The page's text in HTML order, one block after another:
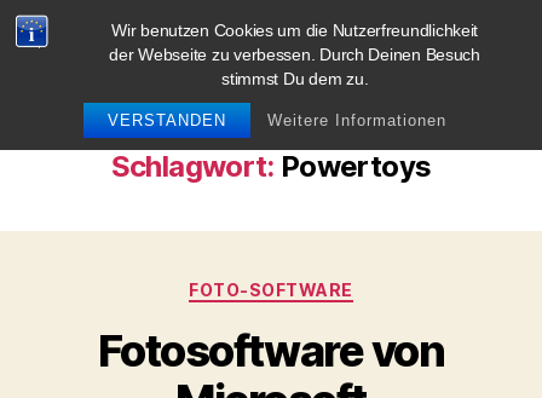
Wir benutzen Cookies um die Nutzerfreundlichkeit
der Webseite zu verbessen. Durch Deinen Besuch
stimmst Du dem zu.
VERSTANDEN Weitere Informationen
blog.sag-cheese.de
Schlagwort: Powertoys
Kategorien
FOTO-SOFTWARE
Fotosoftware von